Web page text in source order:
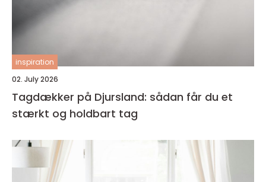
inspiration
02. July 2026
Tagdækker på Djursland: sådan får du et
stærkt og holdbart tag